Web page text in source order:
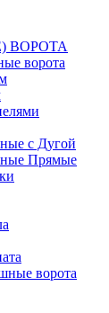
ВОРОТА
ворота
с Дугой
Прямые
ворота